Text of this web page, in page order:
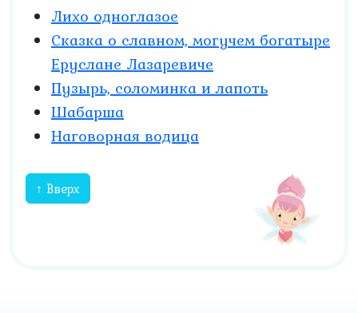
Лихо одноглазое
Сказка о славном, могучем богатыре
Еруслане Лазаревиче
Пузырь, соломинка и лапоть
Шабарша
Наговорная водица
↑ Вверх